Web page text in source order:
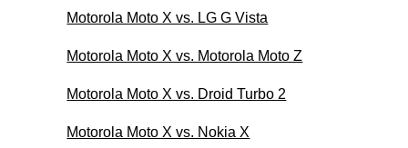
Motorola Moto X vs. LG G Vista
Motorola Moto X vs. Motorola Moto Z
Motorola Moto X vs. Droid Turbo 2
Motorola Moto X vs. Nokia X